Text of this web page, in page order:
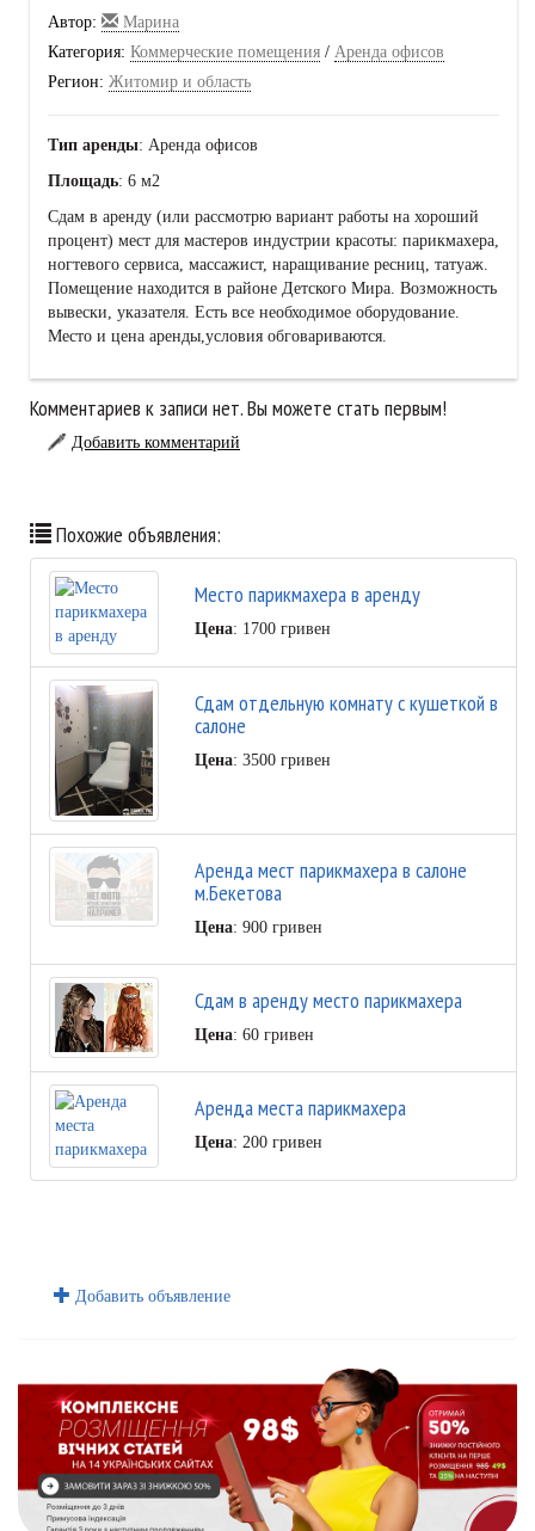
Автор:
Марина
Категория: Коммерческие помещения / Аренда офисов
Регион: Житомир и область
Тип аренды: Аренда офисов
Площадь: 6 м2
Сдам в аренду (или рассмотрю вариант работы на хороший
процент) мест для мастеров индустрии красоты: парикмахера,
ногтевого сервиса, массажист, наращивание ресниц, татуаж.
Помещение находится в районе Детского Мира. Возможность
вывески, указателя. Есть все необходимое оборудование.
Место и цена аренды,условия обговариваются.
Комментариев к записи нет. Вы можете стать первым!
Добавить комментарий
Похожие объявления:
Место парикмахера в аренду
Цена: 1700 гривен
Сдам отдельную комнату с кушеткой в
салоне
Цена: 3500 гривен
Аренда мест парикмахера в салоне
м.Бекетова
Цена: 900 гривен
Сдам в аренду место парикмахера
Цена: 60 гривен
Аренда места парикмахера
Цена: 200 гривен
Добавить объявление